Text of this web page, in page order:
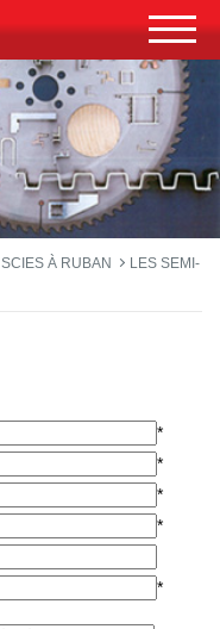
SCIES À RUBAN
LES SEMI-
*
*
*
*
*